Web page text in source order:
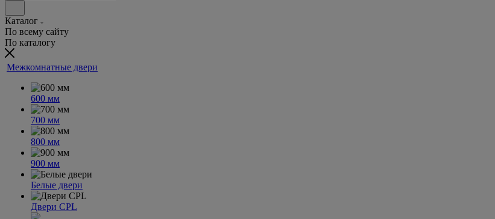
Каталог
По всему сайту
По каталогу
Межкомнатные двери
600 мм
700 мм
800 мм
900 мм
Белые двери
Двери CPL